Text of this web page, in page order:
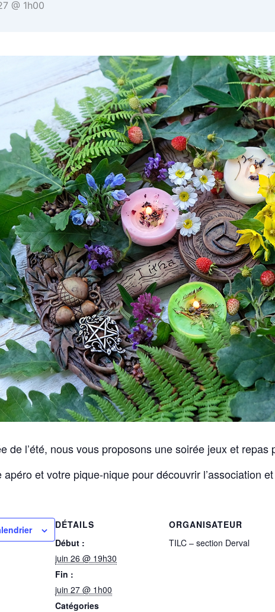
@ 1h00
de l’été, nous vous proposons une soirée jeux et repas
apéro et votre pique-nique pour découvrir l’association
DÉTAILS
Début :
juin 26 @ 19h30
Fin :
juin 27 @ 1h00
Catégories
ORGANISATEUR
TILC – section Derval